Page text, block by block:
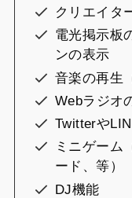
クリエイタ
電光掲示板
ンの表示
音楽の再生
Webラジオ
Twitterや
ミニゲーム
ード、等）
DJ機能